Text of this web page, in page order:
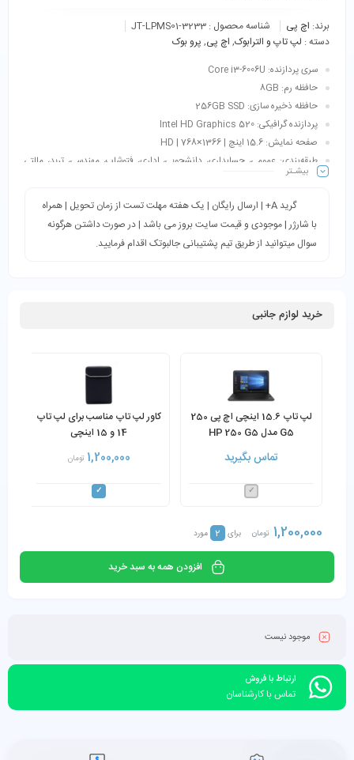
برند: اچ پی شناسه محصول : JT-LPMS01-3233
دسته : لپ تاپ و الترابوک, اچ پی, پرو بوک
سری پردازنده: Core i3-6006U
حافظه رم: 8GB
حافظه ذخیره سازی: 256GB SSD
پردازنده گرافیکی: Intel HD Graphics 520
صفحه نمایش: 15.6 اینچ | 1366×768 | HD
طبقه‌بندی: عمومی، حسابداری، دانشجویی، اداری، فتوشاپ، مهندسی، ترید، مالتی
مدیا و…بیشـتر
گرید A+ | ارسال رایگان | یک هفته مهلت تست از زمان تحویل | همراه
با شارژر | موجودی و قیمت سایت بروز می باشد | در صورت داشتن هرگونه
سوال میتوانید از طریق تیم پشتیبانی جالبوتک اقدام فرمایید.
خرید لوازم جانبی
لپ تاپ 15.6 اینچی اچ پی 250
G5 مدل HP 250 G5
Notebook PC Core i3-
6006U 8GB 256GB SSD
تماس بگیرید
کاور لپ تاپ مناسب برای لپ تاپ
14 و 15 اینچی
1,200,000 تومان
1,200,000 تومان برای 2 مورد
افزودن همه به سبد خرید
موجود نیست
ارتباط با فروش
تماس با کارشناسان